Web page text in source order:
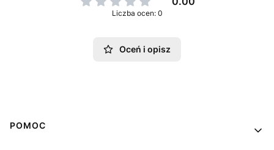
Liczba ocen: 0
Oceń i opisz
Linki w stopce
POMOC